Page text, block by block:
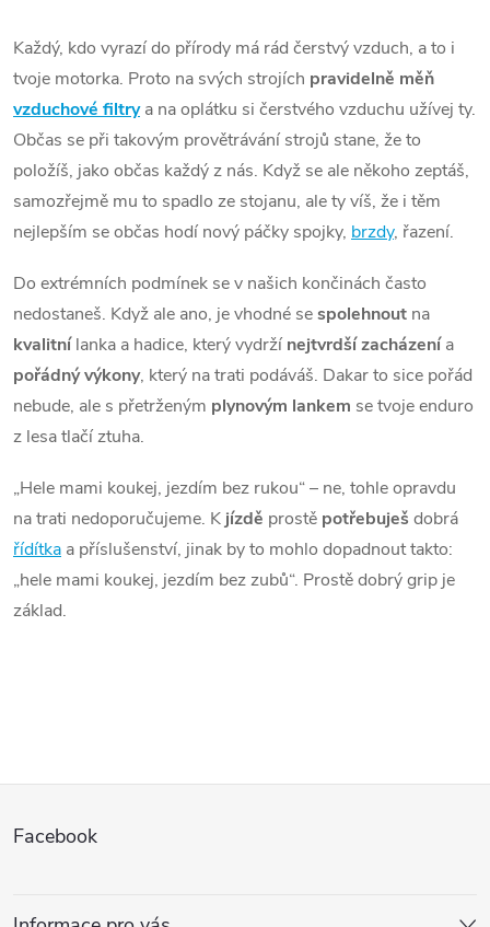
Každý, kdo vyrazí do přírody má rád čerstvý vzduch, a to i
tvoje motorka. Proto na svých strojích pravidelně měň
vzduchové filtrya na oplátku si čerstvého vzduchu užívej ty.
Občas se při takovým provětrávání strojů stane, že to
položíš, jako občas každý z nás. Když se ale někoho zeptáš,
samozřejmě mu to spadlo ze stojanu, ale ty víš, že i těm
nejlepším se občas hodí nový páčky spojky, brzdy, řazení.
Do extrémních podmínek se v našich končinách často
nedostaneš. Když ale ano, je vhodné sespolehnout na
kvalitnílanka a hadice, který vydrží nejtvrdšízacházenía
pořádnývýkony, který na trati podáváš. Dakar to sice pořád
nebude, ale s přetrženým plynovým lankem se tvoje enduro
z lesa tlačí ztuha.
„Hele mami koukej, jezdím bez rukou“ – ne, tohle opravdu
na trati nedoporučujeme. K jízdě prostě potřebuješ dobrá
řídítka a příslušenství, jinak by to mohlo dopadnout takto:
„hele mami koukej, jezdím bez zubů“. Prostě dobrý grip je
základ.
Facebook